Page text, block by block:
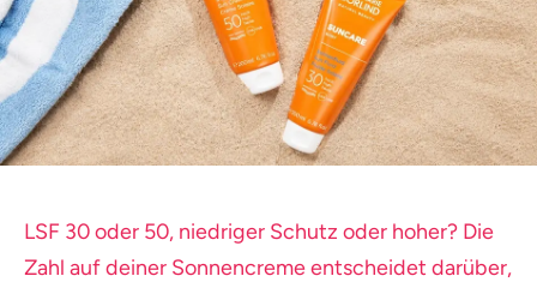
LSF 30 oder 50, niedriger Schutz oder hoher? Die
Zahl auf deiner Sonnencreme entscheidet darüber,